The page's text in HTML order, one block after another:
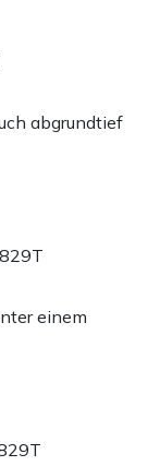
abgrundtief
829T
einem